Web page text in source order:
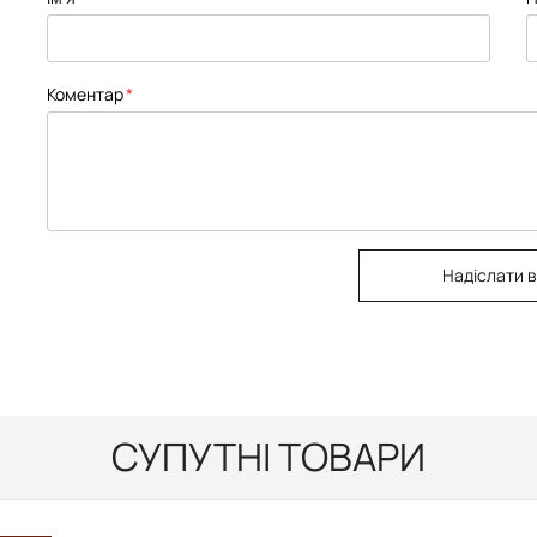
Коментар
Надіслати
СУПУТНІ ТОВАРИ